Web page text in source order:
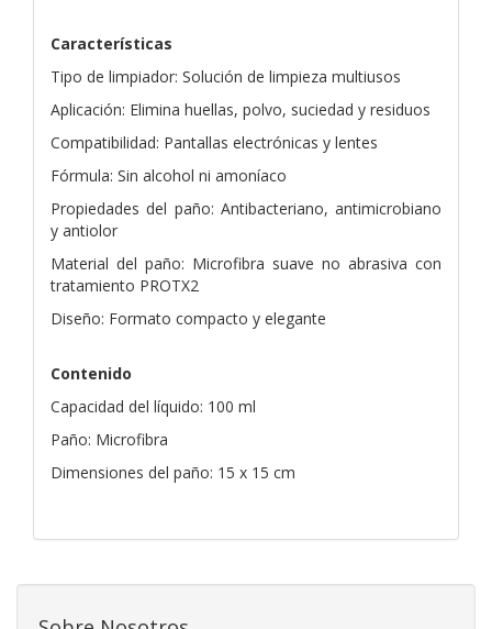
Características
Tipo de limpiador: Solución de limpieza multiusos
Aplicación: Elimina huellas, polvo, suciedad y residuos
Compatibilidad: Pantallas electrónicas y lentes
Fórmula: Sin alcohol ni amoníaco
Propiedades del paño: Antibacteriano, antimicrobiano
y antiolor
Material del paño: Microfibra suave no abrasiva con
tratamiento PROTX2
Diseño: Formato compacto y elegante
Contenido
Capacidad del líquido: 100 ml
Paño: Microfibra
Dimensiones del paño: 15 x 15 cm